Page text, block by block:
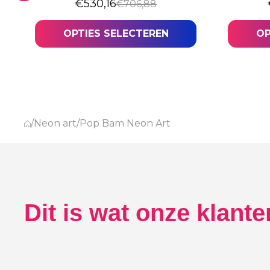
€529,78. €706,88
Oorspronkelijke prijs was: €706,88.
€530,16
Huidige prijs is: €530,16.
OPTIES SELECTEREN
/Neon art/Pop Bam Neon Art
Dit is wat onze